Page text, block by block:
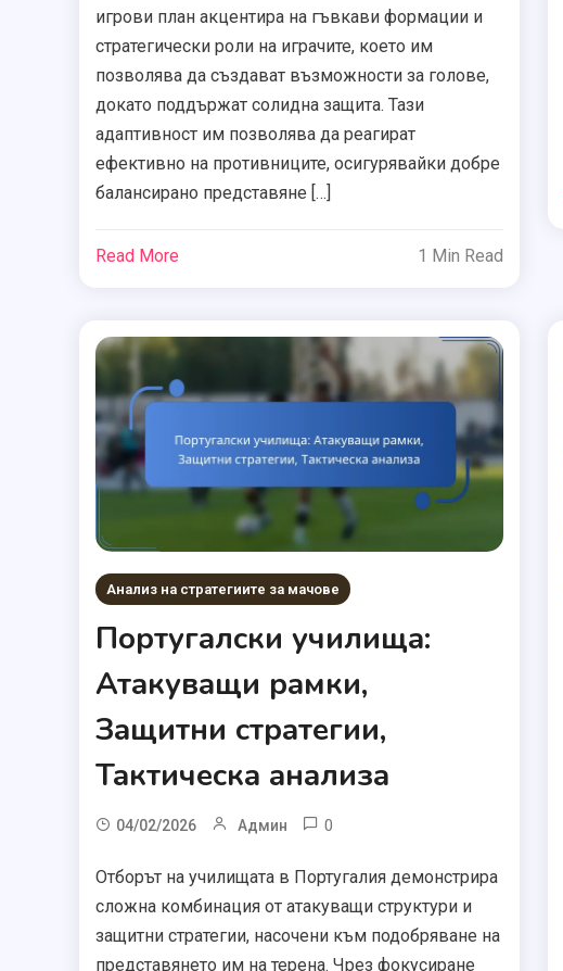
игрови план акцентира на гъвкави формации и
стратегически роли на играчите, което им
позволява да създават възможности за голове,
докато поддържат солидна защита. Тази
адаптивност им позволява да реагират
ефективно на противниците, осигурявайки добре
балансирано представяне […]
Read More 1 Min Read
Анализ на стратегиите за мачове
Португалски училища:
Атакуващи рамки,
Защитни стратегии,
Тактическа анализа
04/02/2026 Админ 0
Отборът на училищата в Португалия демонстрира
сложна комбинация от атакуващи структури и
защитни стратегии, насочени към подобряване на
представянето им на терена. Чрез фокусиране